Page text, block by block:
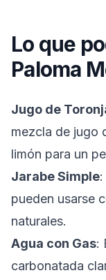
Lo que
Paloma
Jugo de
mezcla de jugo
limón para un
Jarabe Simple
pueden usarse
naturales.
Agua con Gas:
carbonatada